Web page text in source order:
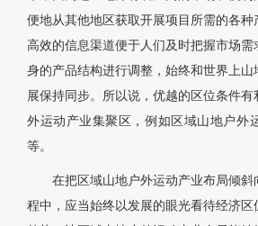
便地从其他地区获取开展项目所需的各种
高效的信息渠道便于人们及时把握市场需
身的产品结构进行调整，始终和世界上
展保持同步。所以说，优越的区位条件有
外运动产业集聚区，例如区域山地户外
等。
在把区域山地户外运动产业布局倾斜
程中，应当始终以发展的眼光看待经济区